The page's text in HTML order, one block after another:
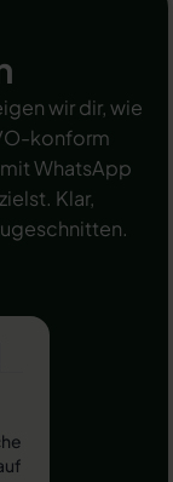
wir dir, wie
konform
WhatsApp
Klar,